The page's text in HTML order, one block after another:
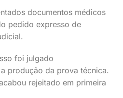
documentos médicos
pedido expresso de
foi julgado
produção da prova técnica.
rejeitado em primeira